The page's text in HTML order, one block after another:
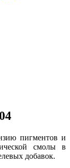
пигментов и
смолы в
добавок.